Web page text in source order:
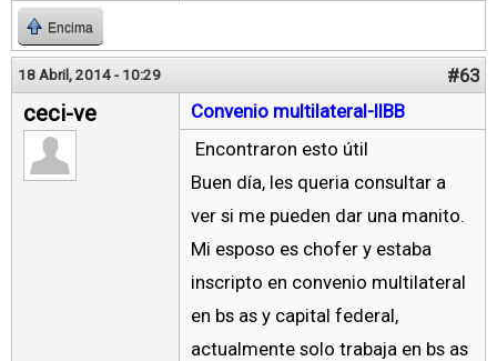
Encima
18 Abril, 2014 - 10:29 #63
ceci-ve
Convenio multilateral-IIBB
Encontraron esto útil
Buen día, les queria consultar a
ver si me pueden dar una manito.
Mi esposo es chofer y estaba
inscripto en convenio multilateral
en bs as y capital federal,
actualmente solo trabaja en bs as